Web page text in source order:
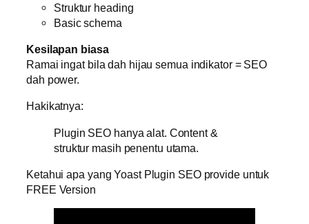
Struktur heading
Basic schema
Kesilapan biasa
Ramai ingat bila dah hijau semua indikator = SEO
dah power.
Hakikatnya:
Plugin SEO hanya alat. Content &
struktur masih penentu utama.
Ketahui apa yang Yoast Plugin SEO provide untuk
FREE Version